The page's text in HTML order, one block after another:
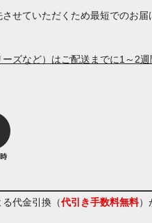
せていただくため最短でのお
ズなど）はご配送までに1～2週
代金引換（代引き手数料無料）